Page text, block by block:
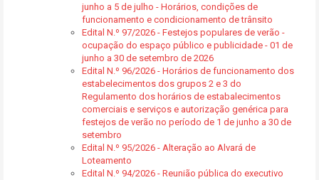
junho a 5 de julho - Horários, condições de
funcionamento e condicionamento de trânsito
Edital N.º 97/2026 - Festejos populares de verão -
ocupação do espaço público e publicidade - 01 de
junho a 30 de setembro de 2026
Edital N.º 96/2026 - Horários de funcionamento dos
estabelecimentos dos grupos 2 e 3 do
Regulamento dos horários de estabalecimentos
comerciais e serviços e autorização genérica para
festejos de verão no período de 1 de junho a 30 de
setembro
Edital N.º 95/2026 - Alteração ao Alvará de
Loteamento
Edital N.º 94/2026 - Reunião pública do executivo